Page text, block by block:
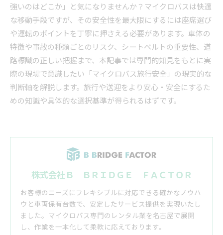
強いのはどこか」と気になりませんか？マイクロバスは快適
な移動手段ですが、その安全性を最大限にするには座席選び
や運転のポイントを丁寧に押さえる必要があります。車体の
特徴や事故の種類ごとのリスク、シートベルトの重要性、道
路標識の正しい把握まで、本記事では専門的知見をもとに実
際の現場で意識したい「マイクロバス旅行安全」の現実的な
判断軸を解説します。旅行や送迎をより安心・安全にするた
めの知識や具体的な選択基準が得られるはずです。
株式会社Ｂ ＢＲＩＤＧＥ ＦＡＣＴＯＲ
お客様のニーズにフレキシブルに対応できる確かなノウハ
ウと車両保有台数で、安定したサービス提供を実現いたし
ました。マイクロバス専門のレンタル業を名古屋で展開
し、作業を一本化して柔軟に応えております。